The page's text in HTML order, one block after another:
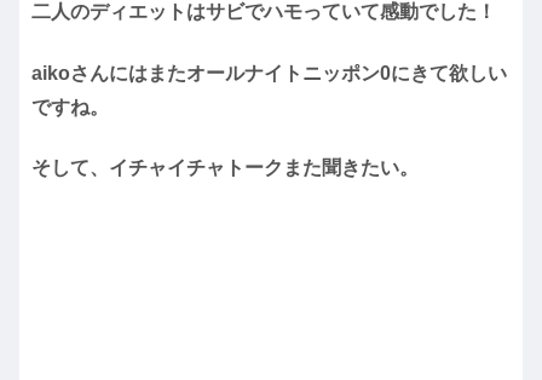
二人のディエットはサビでハモっていて感動でした！
aikoさんにはまたオールナイトニッポン0にきて欲しい
ですね。
そして、イチャイチャトークまた聞きたい。